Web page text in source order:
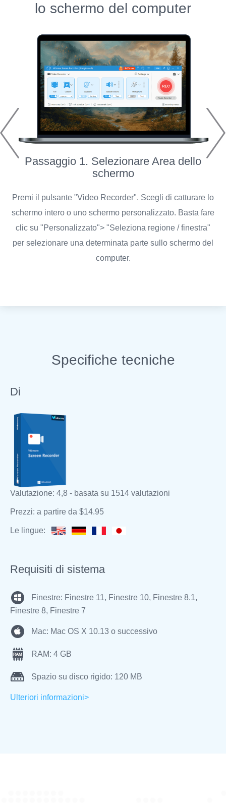
lo schermo del computer
Passaggio 1. Selezionare Area dello
schermo
Premi il pulsante "Video Recorder". Scegli di catturare lo
schermo intero o uno schermo personalizzato. Basta fare
clic su "Personalizzato"> "Seleziona regione / finestra"
per selezionare una determinata parte sullo schermo del
computer.
Specifiche tecniche
Di
Valutazione: 4,8 - basata su 1514 valutazioni
Prezzi: a partire da $14.95
Le lingue:
Requisiti di sistema
Finestre: Finestre 11, Finestre 10, Finestre 8.1,
Finestre 8, Finestre 7
Mac: Mac OS X 10.13 o successivo
RAM: 4 GB
Spazio su disco rigido: 120 MB
Ulteriori informazioni>